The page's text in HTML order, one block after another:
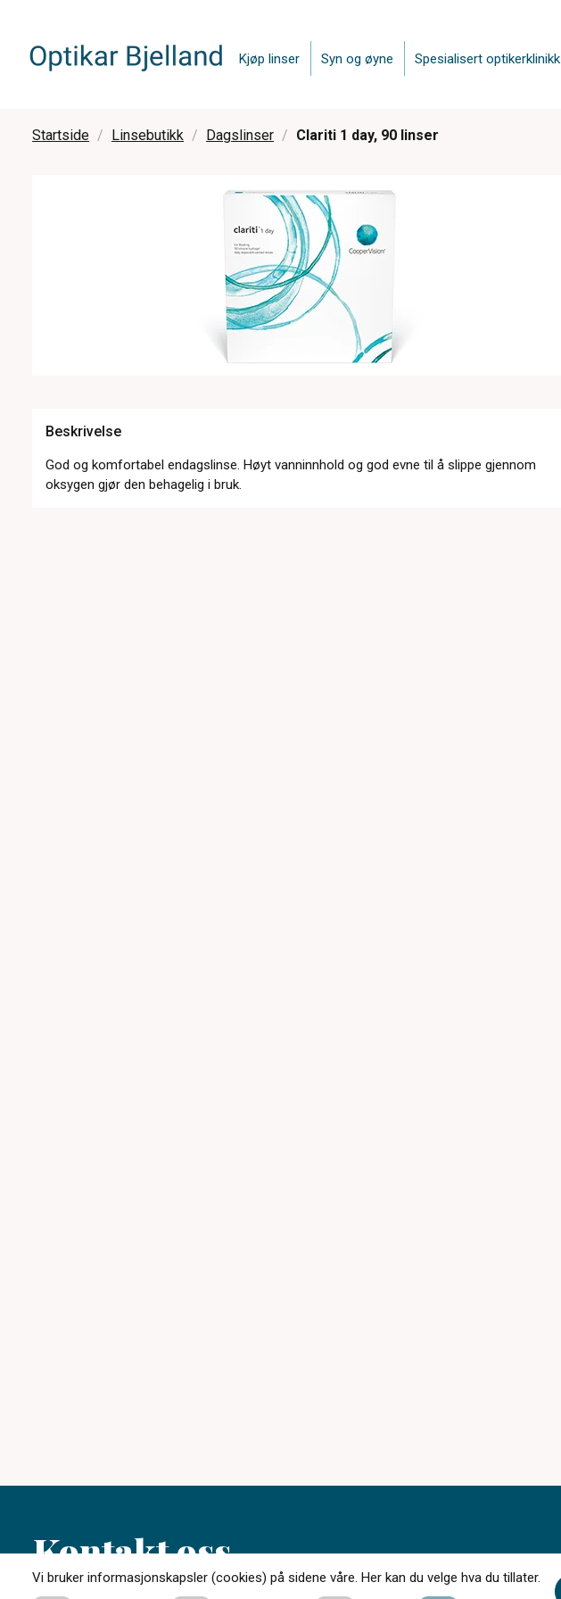
Kjøp linser Syn og øyne Spesialisert optikerklinikk
Startside Linsebutikk Dagslinser Clariti 1 day, 90 linser
Beskrivelse
God og komfortabel endagslinse. Høyt vanninnhold og god evne til å slippe gjennom
oksygen gjør den behagelig i bruk.
Kontakt oss
Vi bruker informasjonskapsler (cookies) på sidene våre. Her kan du velge hva du tillater.